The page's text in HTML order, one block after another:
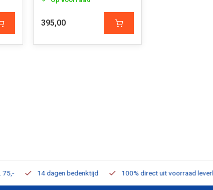
395,00
14 dagen bedenktijd 100% direct uit voorraad leverbaar